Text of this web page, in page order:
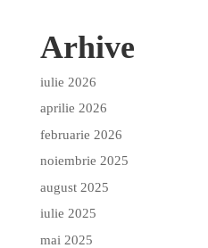
Arhive
iulie 2026
aprilie 2026
februarie 2026
noiembrie 2025
august 2025
iulie 2025
mai 2025